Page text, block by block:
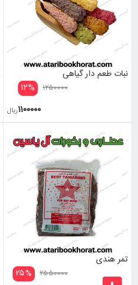
نبات طعم دار گیاهی
۱۲۵۰۰۰۰ ۱۲%
۱۱۰۰۰۰۰ریال
تمر هندی
۲۵۵۰۰۰۰ ۲۵%